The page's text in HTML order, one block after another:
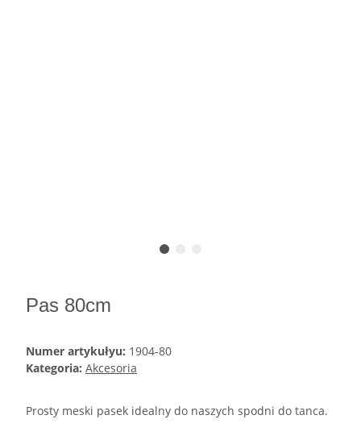
Pas 80cm
Numer artykułyu: 1904-80
Kategoria: Akcesoria
Prosty meski pasek idealny do naszych spodni do tanca.